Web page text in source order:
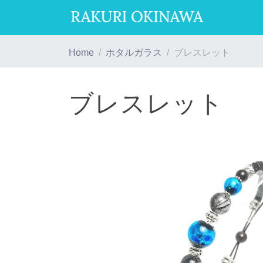
Home ホタルガラス ブレスレット
ブレスレット